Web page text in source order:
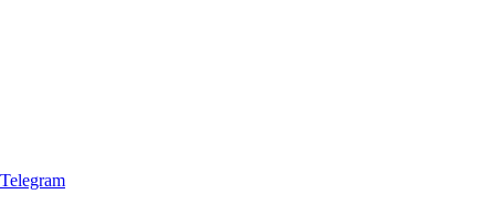
Telegram